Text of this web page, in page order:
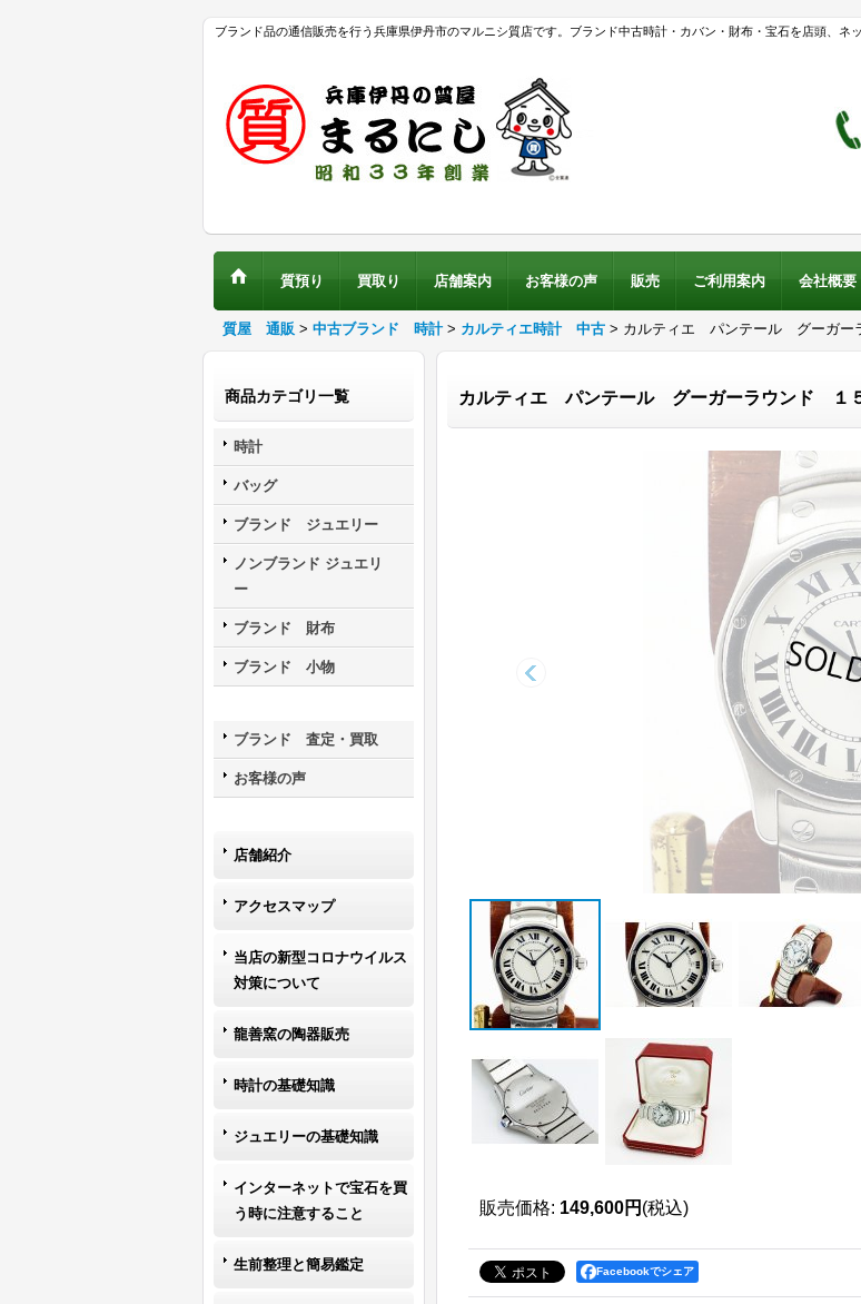
ブランド品の通信販売を行う兵庫県伊丹市のマルニシ質店です。ブランド中古時計・カバン・財布・宝石を店頭、ネッ
質預り 買取り 店舗案内 お客様の声 販売 ご利用案内 会社概要
質屋 通販 > 中古ブランド 時計 > カルティエ時計 中古 > カルティエ パンテール グーガ
商品カテゴリ一覧
時計
バッグ
ブランド ジュエリー
ノンブランド ジュエリ
ー
ブランド 財布
ブランド 小物
ブランド 査定・買取
お客様の声
店舗紹介
アクセスマップ
当店の新型コロナウイルス
対策について
龍善窯の陶器販売
時計の基礎知識
ジュエリーの基礎知識
インターネットで宝石を買
う時に注意すること
生前整理と簡易鑑定
カルティエ パンテール グーガーラウンド １
販売価格: 149,600円 (税込)
Facebookでシェア